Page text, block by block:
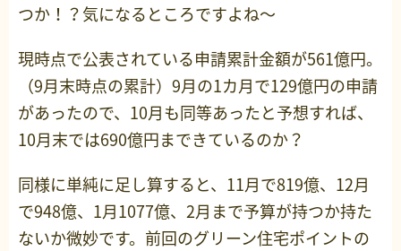
つか！？気になるところですよね～
現時点で公表されている申請累計金額が561億円。
（9月末時点の累計）9月の1カ月で129億円の申請
があったので、10月も同等あったと予想すれば、
10月末では690億円まできているのか？
同様に単純に足し算すると、11月で819億、12月
で948億、1月1077億、2月まで予算が持つか持た
ないか微妙です。前回のグリーン住宅ポイントの